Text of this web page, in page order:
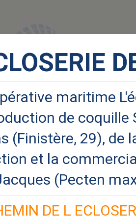
maritime
de
(Finistère, 29), de
et la
(Pecten
DE L